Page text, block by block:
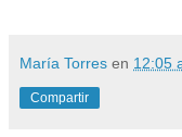
María Torres en 12:05
Compartir